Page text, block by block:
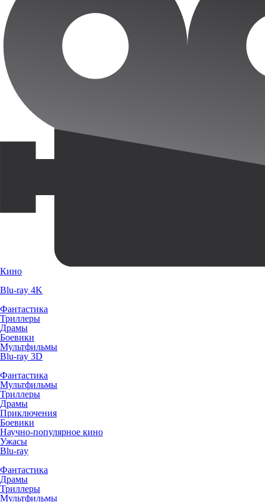
Кино
Blu-ray 4K
Фантастика
Триллеры
Драмы
Боевики
Мультфильмы
Blu-ray 3D
Фантастика
Мультфильмы
Триллеры
Драмы
Приключения
Боевики
Научно-популярное кино
Ужасы
Blu-ray
Фантастика
Драмы
Триллеры
Мультфильмы